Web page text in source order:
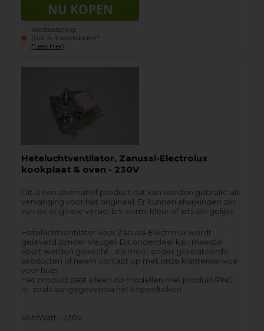
Voorbestelling
(Lev. 4-5 weekdagen*
*Lees hier)
Heteluchtventilator, Zanussi-Electrolux
kookplaat & oven - 230V
Dit is een alternatief product dat kan worden gebruikt als
vervanging voor het origineel. Er kunnen afwijkingen zijn
van de originele versie, b.v. vorm, kleur of iets dergelijks.
Heteluchtventilator voor Zanussi-Electrolux wordt
geleverd zonder vleugel. Dit onderdeel kan meestal
apart worden gekocht - zie meer onder gerelateerde
producten of neem contact op met onze klantenservice
voor hulp.
Het product past alleen op modellen met produkt/PNC
nr. zoals aangegeven na het koppelteken.
Volt/Watt - 230V